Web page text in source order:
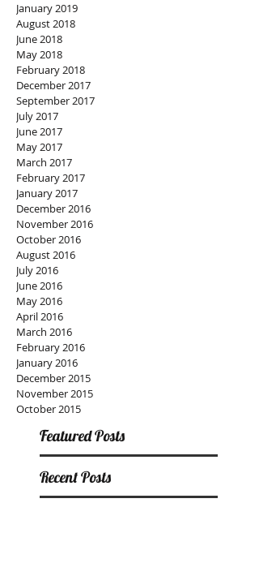
January 2019
August 2018
June 2018
May 2018
February 2018
December 2017
September 2017
July 2017
June 2017
May 2017
March 2017
February 2017
January 2017
December 2016
November 2016
October 2016
August 2016
July 2016
June 2016
May 2016
April 2016
March 2016
February 2016
January 2016
December 2015
November 2015
October 2015
Featured Posts
Recent Posts